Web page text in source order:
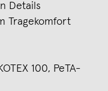
Details
Tragekomfort
100, PeTA-